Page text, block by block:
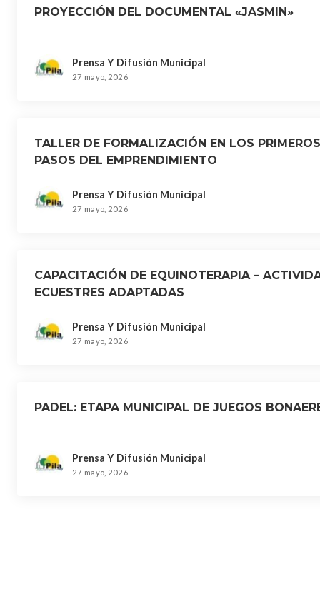
PROYECCIÓN DEL DOCUMENTAL «JASMIN»
Prensa Y Difusión Municipal
27 mayo, 2026
TALLER DE FORMALIZACIÓN EN LOS PRIMEROS
PASOS DEL EMPRENDIMIENTO
Prensa Y Difusión Municipal
27 mayo, 2026
CAPACITACIÓN DE EQUINOTERAPIA –
ECUESTRES ADAPTADAS
Prensa Y Difusión Municipal
27 mayo, 2026
PADEL: ETAPA MUNICIPAL DE JUEGOS
Prensa Y Difusión Municipal
27 mayo, 2026